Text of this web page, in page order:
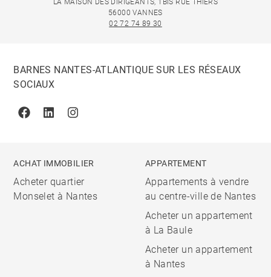
LA MAISON DES DIRIGEANTS, 1BIS RUE THIERS
56000 VANNES
02 72 74 89 30
BARNES NANTES-ATLANTIQUE SUR LES RÉSEAUX
SOCIAUX
FacebookLinkedinInstagram
ACHAT IMMOBILIER
Acheter quartier
Monselet à Nantes
APPARTEMENT
Appartements à vendre
au centre-ville de Nantes
Acheter un appartement
à La Baule
Acheter un appartement
à Nantes